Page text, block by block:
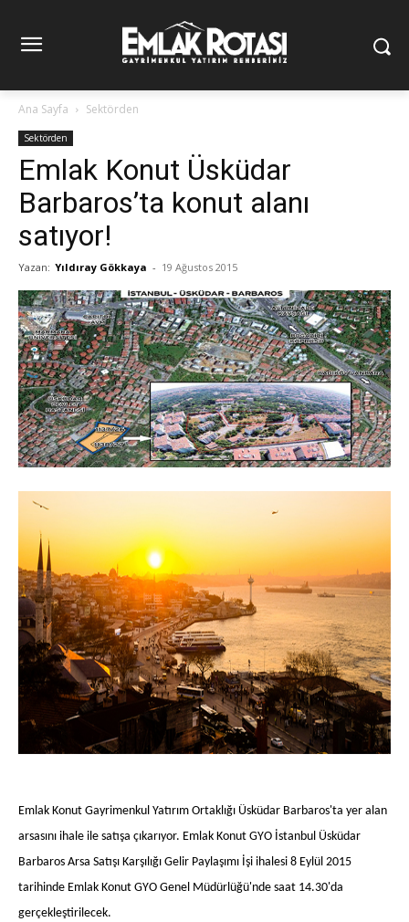
Ana Sayfa Sektörden
Sektörden
Emlak Konut Üsküdar
Barbaros’ta konut alanı
satıyor!
Yazan: Yıldıray Gökkaya - 19 Ağustos 2015
Emlak Konut Gayrimenkul Yatırım Ortaklığı Üsküdar Barbaros'ta yer alan
arsasını ihale ile satışa çıkarıyor. Emlak Konut GYO İstanbul Üsküdar
Barbaros Arsa Satışı Karşılığı Gelir Paylaşımı İşi ihalesi 8 Eylül 2015
tarihinde Emlak Konut GYO Genel Müdürlüğü'nde saat 14.30'da
gerçekleştirilecek.